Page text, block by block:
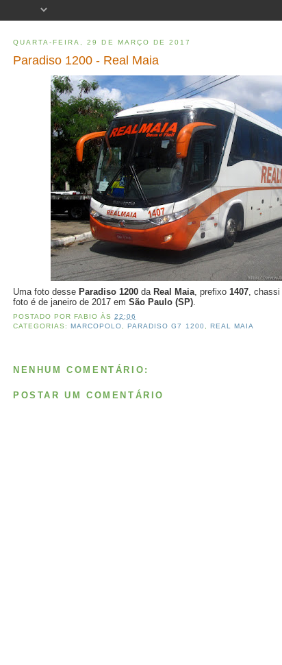
QUARTA-FEIRA, 29 DE MARÇO DE 2017
Paradiso 1200 - Real Maia
Uma foto desse Paradiso 1200 da Real Maia , prefixo 1407 , chassi
foto é de janeiro de 2017 em São Paulo (SP)
POSTADO PORFABIO ÀS22:06
CATEGORIAS:MARCOPOLO,PARADISO G7 1200, REAL MAIA
NENHUM COMENTÁRIO:
POSTAR UM COMENTÁRIO